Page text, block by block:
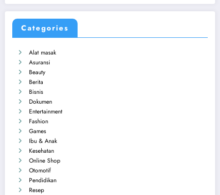
Categories
Alat masak
Asuransi
Beauty
Berita
Bisnis
Dokumen
Entertainment
Fashion
Games
Ibu & Anak
Kesehatan
Online Shop
Otomotif
Pendidikan
Resep